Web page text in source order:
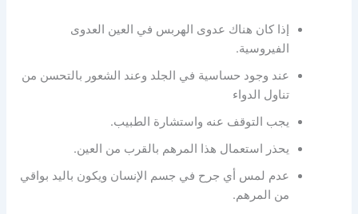
إذا كان هناك عدوى الهربس في العين العدوى
الفيروسية.
عند وجود حساسية في الجلد وعند الشعور بالتحسن من
تناول الدواء
يجب التوقف عنه واستشارة الطبيب.
يحذر استعمال هذا المرهم بالقرب من العين.
عدم لمس أي جرح في جسم الإنسان ويكون باليد بواقي
من المرهم.